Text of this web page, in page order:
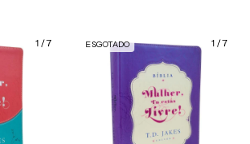
1 /7 1 /7
ESGOTADO